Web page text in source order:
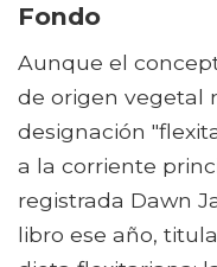
Fondo
Aunque el
de origen vegetal
designación
a la corriente
registrada Dawn
libro ese año,